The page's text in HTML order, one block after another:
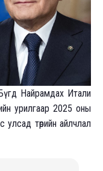
Найрамдах Итали
урилгаар 2025 оны
төрийн айлчлал